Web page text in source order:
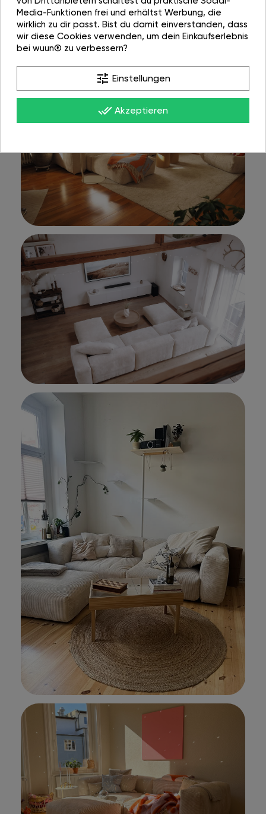
Media-Funktionen frei und erhältst Werbung, die
wirklich zu dir passt. Bist du damit einverstanden, dass
wir diese Cookies verwenden, um dein Einkaufserlebnis
bei wuun® zu verbessern?
tune Einstellungen
done_all Akzeptieren